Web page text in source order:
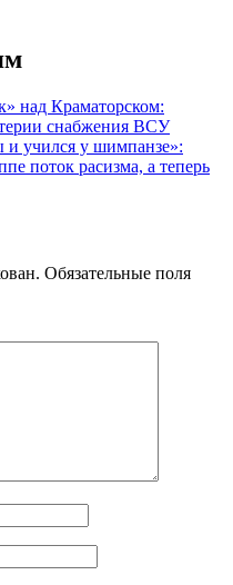
над Краматорском:
снабжения ВСУ
и учился у шимпанзе»:
поток расизма, а теперь
Обязательные поля